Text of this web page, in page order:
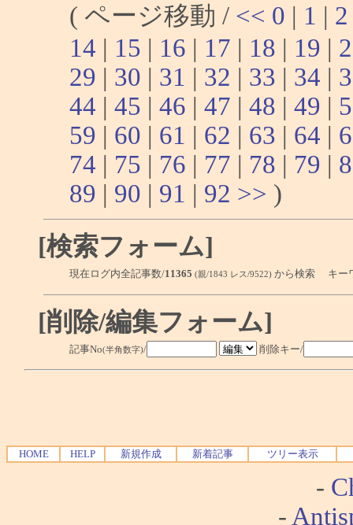
( ページ移動 / << 0 | 1 | 2
14 | 15 | 16 | 17 | 18 | 19 |
29 | 30 | 31 | 32 | 33 | 34 |
44 | 45 | 46 | 47 | 48 | 49 |
59 | 60 | 61 | 62 | 63 | 64 |
74 | 75 | 76 | 77 | 78 | 79 |
89 | 90 | 91 | 92 >> )
[検索フォーム]
現在ログ内全記事数/11365 (親/1843 レス/9522) から検索 キー
[削除/編集フォーム]
記事No(半角数字)/ 削除キー/
HOME HELP 新規作成 新着記事 ツリー表示
-
-